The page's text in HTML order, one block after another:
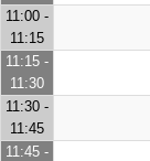
11:00 -
11:15
11:15 -
11:30
11:30 -
11:45
11:45 -